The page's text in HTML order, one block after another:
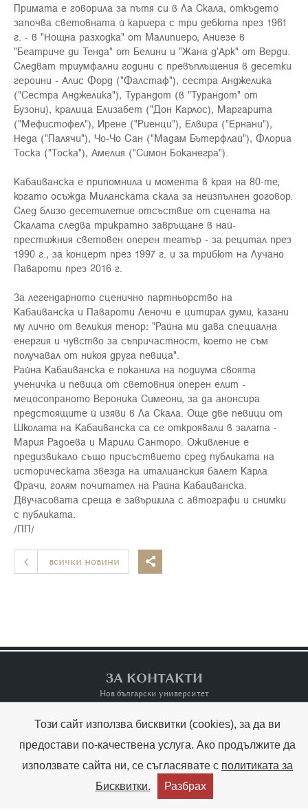
Примата е говорила за пътя си в Ла Скала, откъдето
започва световната й кариера с три дебюта през 1961
г. - в "Нощна разходка" от Малипиеро, Аниезе в
"Беатриче ди Тенда" от Белини и "Жана д'Арк" от Верди.
Следват триумфални години с превъплъщения в десетки
героини - Алис Форд ("Фалстаф"), сестра Анджелика
("Сестра Анджелика"), Турандот (в "Турандот" от
Бузони), кралица Елизабет ("Дон Карлос), Маргарита
("Мефистофел"), Ирене ("Риенци"), Елвира ("Ернани"),
Неда ("Палячи"), Чо-Чо Сан ("Мадам Бътерфлай"), Флориа
Тоска ("Тоска"), Амелия ("Симон Боканегра").
Кабаиванска е припомнила и момента в края на 80-те,
когато осъжда Миланската скала за неизпълнен договор.
След близо десетилетие отсъствие от сцената на
Скалата следва трикратно завръщане в най-
престижния световен оперен театър - за рецитал през
1990 г., за концерт през 1997 г. и за трибют на Лучано
Павароти през 2016 г.
За легендарното сценично партньорство на
Кабаиванска и Павароти Леночи е цитирал думи, казани
му лично от великия тенор: "Райна ми дава специална
енергия и чувство за съпричастност, което не съм
получавал от никоя друга певица".
Райна Кабаиванска е поканила на подиума своята
ученичка и певица от световния оперен елит -
мецосопраното Вероника Симеони, за да анонсира
предстоящите й изяви в Ла Скала. Още две певици от
Школата на Кабаиванска са се откроявали в залата -
Мария Радоева и Марили Санторо. Оживление е
предизвикало също присъствието сред публиката на
историческата звезда на италианския балет Карла
Фрачи, голям почитател на Райна Кабаиванска.
Двучасовата среща е завършила с автографи и снимки
с публиката.
/ПП/
всички новини 
ЗА КОНТАКТИ
Нов български университет
Контакти Terms of Use
Copyright © Raina Kabaivanska & NBU
  Created by:THE MAGS
Този сайт използва бисквитки (cookies), за да ви
предостави по-качествена услуга. Ако продължите да
използвате сайта ни, се съгласявате с политиката за
Бисквитки.
Разбрах